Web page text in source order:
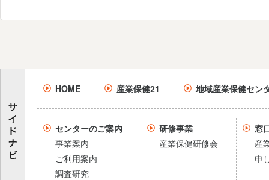
HOME 産業保健21 地域産業保健セン
センターのご案内
事業案内
ご利用案内
調査研究
研修事業
産業保健研修会
窓
産
申